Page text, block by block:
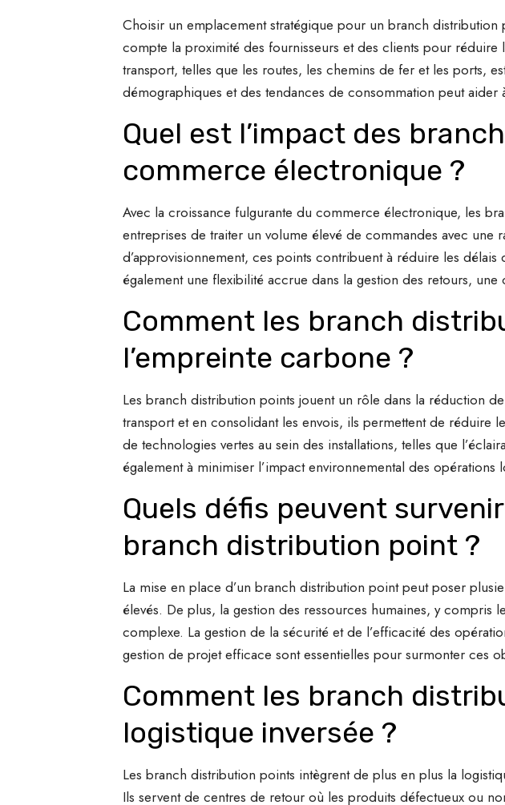
Choisir un emplacement stratégique pour un branch
compte la proximité des fournisseurs et des clients pour réduire
transport, telles que les routes, les chemins de fer et les ports,
démographiques et des tendances de consommation peut
Quel est l’impact des
commerce électronique ?
Avec la croissance fulgurante du commerce électronique, les
entreprises de traiter un volume élevé de commandes avec
d’approvisionnement, ces points contribuent à réduire les
également une flexibilité accrue dans la gestion des retours,
Comment les branch
l’empreinte carbone ?
Les branch distribution points jouent un rôle dans la réduction
transport et en consolidant les envois, ils permettent de réduire
de technologies vertes au sein des installations, telles que
également à minimiser l’impact environnemental des opérations
Quels défis peuvent
branch distribution point ?
La mise en place d’un branch distribution point peut poser
élevés. De plus, la gestion des ressources humaines, y compris
complexe. La gestion de la sécurité et de l’efficacité des
gestion de projet efficace sont essentielles pour surmonter ces
Comment les branch
logistique inversée ?
Les branch distribution points intègrent de plus en plus la
Ils servent de centres de retour où les produits défectueux ou